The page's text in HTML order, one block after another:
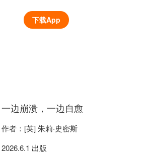
下载App
一边崩溃，一边自愈
作者：[英] 朱莉·史密斯
2026.6.1 出版